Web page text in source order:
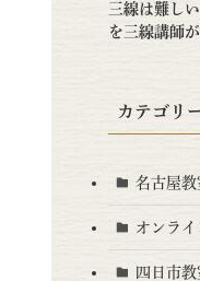
三線は難し
を三線講師
カテゴリ
名古屋教
オンラ
四日市教